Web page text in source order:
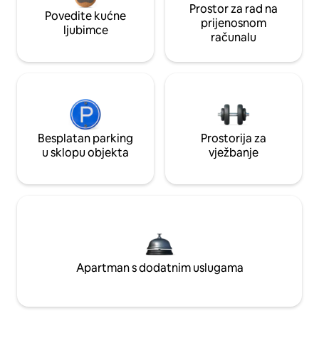
Povedite kućne
ljubimce
Prostor za rad na
prijenosnom
računalu
Besplatan parking
u sklopu objekta
Prostorija za
vježbanje
Apartman s dodatnim uslugama